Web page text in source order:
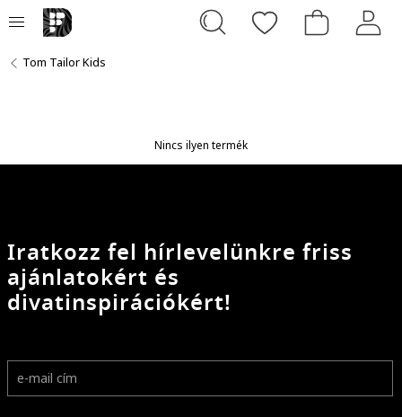
Tom Tailor Kids
Nincs ilyen termék
Iratkozz fel hírlevelünkre friss
ajánlatokért és
divatinspirációkért!